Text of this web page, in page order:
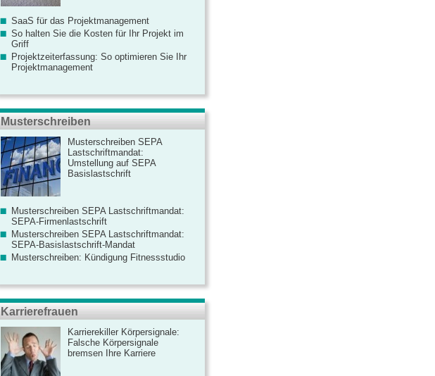
SaaS für das Projektmanagement
So halten Sie die Kosten für Ihr Projekt im
Griff
Projektzeiterfassung: So optimieren Sie Ihr
Projektmanagement
Musterschreiben
Musterschreiben SEPA
Lastschriftmandat:
Umstellung auf SEPA
Basislastschrift
Musterschreiben SEPA Lastschriftmandat:
SEPA-Firmenlastschrift
Musterschreiben SEPA Lastschriftmandat:
SEPA-Basislastschrift-Mandat
Musterschreiben: Kündigung Fitnessstudio
Karrierefrauen
Karrierekiller Körpersignale:
Falsche Körpersignale
bremsen Ihre Karriere